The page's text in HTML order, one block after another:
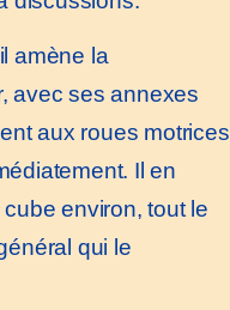
amène la
avec ses annexes
aux roues motrices
Il en
environ, tout le
qui le